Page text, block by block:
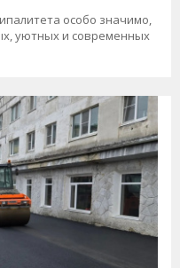
особо значимо,
уютных и современных